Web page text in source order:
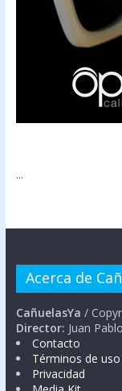
...
Acerca de
CañuelasYa /
Director: Juan
Contacto
Términos de
Privacidad